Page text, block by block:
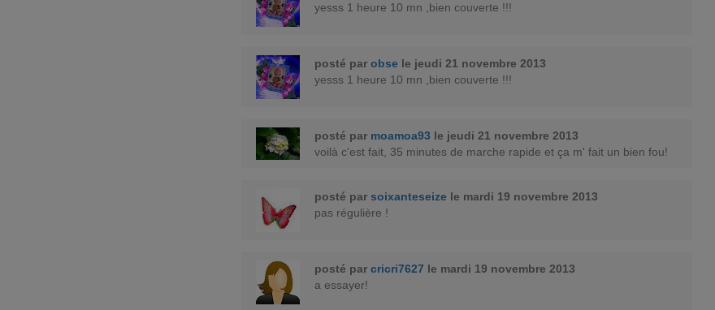
yesss 1 heure 10 mn ,bien couverte !!!
posté par obse le jeudi 21 novembre 2013
yesss 1 heure 10 mn ,bien couverte !!!
posté par moamoa93 le jeudi 21 novembre 2013
voilà c'est fait, 35 minutes de marche rapide et ça m' fait un bien fou!
posté par soixanteseize le mardi 19 novembre 2013
pas régulière !
posté par cricri7627 le mardi 19 novembre 2013
a essayer!